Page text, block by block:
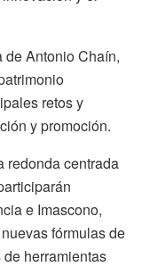
de Antonio Chaín,
retos y
y promoción.
redonda centrada
e Imascono,
fórmulas de
herramientas